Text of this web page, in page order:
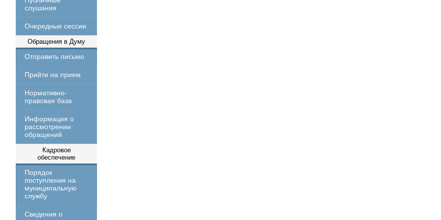
слушания
Очередные сессии
Обращения в Думу
Отправить письмо
Прийти на прием
Нормативно-
правовая база
Информация о
рассмотрении
обращений
Кадровое
обеспечение
Порядок
поступления на
муниципальную
службу
Сведения о